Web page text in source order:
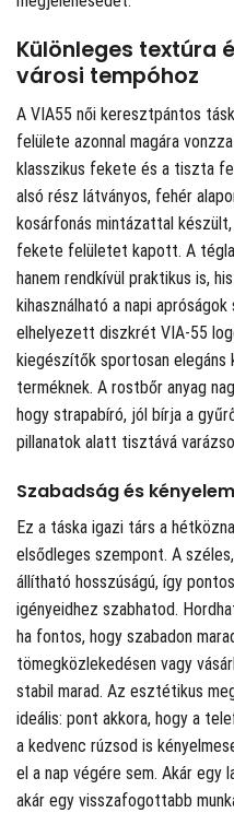
Különleges textúra
városi tempóhoz
A VIA55 női keresztpántos
felülete azonnal magára
klasszikus fekete és a tiszta
alsó rész látványos, fehér
kosárfonás mintázattal
fekete felületet kapott. A
hanem rendkívül praktikus is,
kihasználható a napi
elhelyezett diszkrét VIA-55
kiegészítők sportosan
terméknek. A rostbőr anyag
hogy strapabíró, jól bírja a
pillanatok alatt tisztává
Szabadság és
Ez a táska igazi társ a
elsődleges szempont. A
állítható hosszúságú, így
igényeidhez szabhatod.
ha fontos, hogy szabadon
tömegközlekedésen vagy
stabil marad. Az esztétikus
ideális: pont akkora, hogy a
a kedvenc rúzsod is
el a nap végére sem. Akár egy
akár egy visszafogottabb